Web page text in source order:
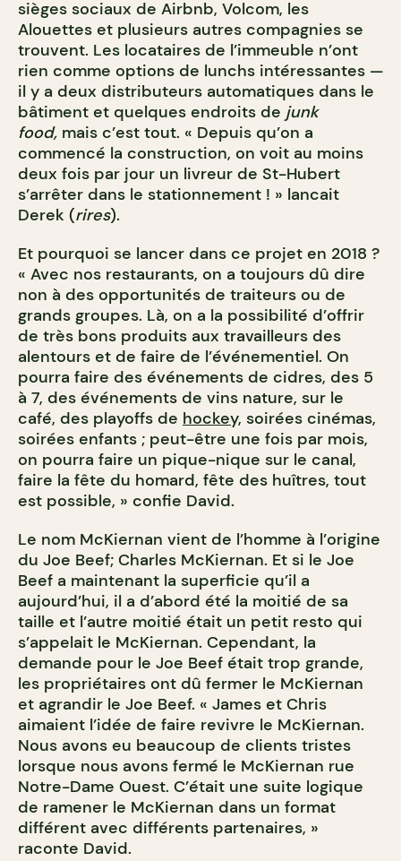
sièges sociaux de Airbnb, Volcom, les
Alouettes et plusieurs autres compagnies se
trouvent. Les locataires de l’immeuble n’ont
rien comme options de lunchs intéressantes —
il y a deux distributeurs automatiques dans le
bâtiment et quelques endroits de junk
food, mais c’est tout. « Depuis qu’on a
commencé la construction, on voit au moins
deux fois par jour un livreur de St-Hubert
s’arrêter dans le stationnement ! » lancait
Derek (rires).
Et pourquoi se lancer dans ce projet en 2018 ?
« Avec nos restaurants, on a toujours dû dire
non à des opportunités de traiteurs ou de
grands groupes. Là, on a la possibilité d’offrir
de très bons produits aux travailleurs des
alentours et de faire de l’événementiel. On
pourra faire des événements de cidres, des 5
à 7, des événements de vins nature, sur le
café, des playoffs de hockey, soirées cinémas,
soirées enfants ; peut-être une fois par mois,
on pourra faire un pique-nique sur le canal,
faire la fête du homard, fête des huîtres, tout
est possible, » confie David.
Le nom McKiernan vient de l’homme à l’origine
du Joe Beef; Charles McKiernan. Et si le Joe
Beef a maintenant la superficie qu’il a
aujourd’hui, il a d’abord été la moitié de sa
taille et l’autre moitié était un petit resto qui
s’appelait le McKiernan. Cependant, la
demande pour le Joe Beef était trop grande,
les propriétaires ont dû fermer le McKiernan
et agrandir le Joe Beef. « James et Chris
aimaient l’idée de faire revivre le McKiernan.
Nous avons eu beaucoup de clients tristes
lorsque nous avons fermé le McKiernan rue
Notre-Dame Ouest. C’était une suite logique
de ramener le McKiernan dans un format
différent avec différents partenaires, »
raconte David.